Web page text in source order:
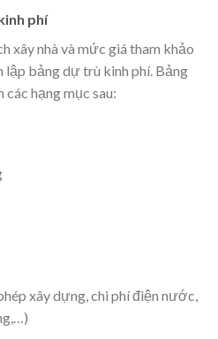
phí
xây nhà và mức giá tham khảo
bảng dự trù kinh phí. Bảng
hạng mục sau:
xây dựng, chi phí điện nước,